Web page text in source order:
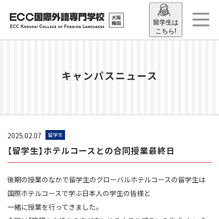
留学生は
こちら!
キャンパスニュース
2025.02.07 留学生
【留学生】ホテルコースとの合同授業最終日
後期の授業のなかで留学生のグローバルホテルコースの留学生は
国際ホテルコースで学ぶ日本人の学生の皆様と
一緒に授業を行ってきました。